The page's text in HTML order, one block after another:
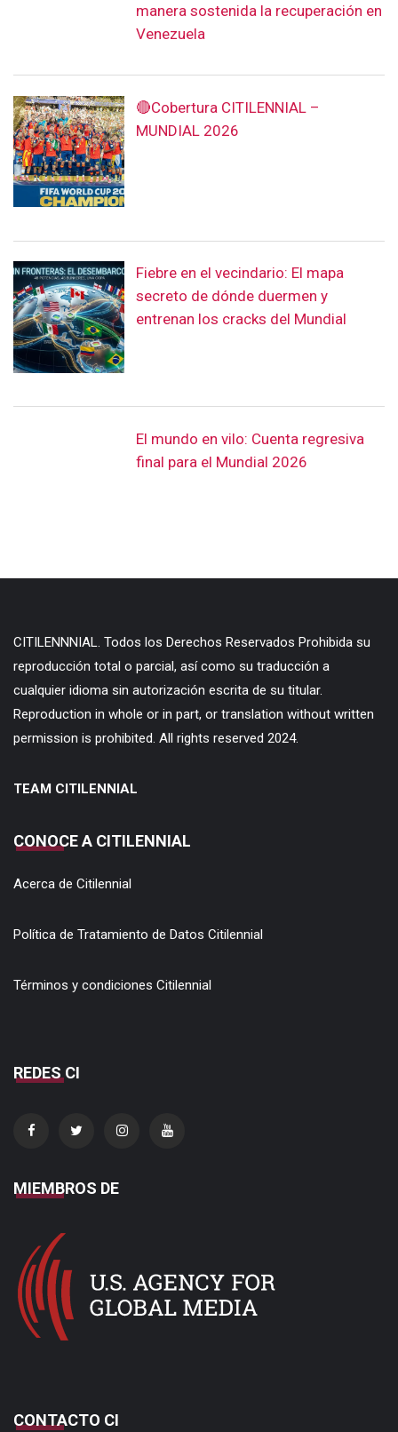
manera sostenida la recuperación en
Venezuela
🔴Cobertura CITILENNIAL –
MUNDIAL 2026
Fiebre en el vecindario: El mapa
secreto de dónde duermen y
entrenan los cracks del Mundial
El mundo en vilo: Cuenta regresiva
final para el Mundial 2026
CITILENNNIAL. Todos los Derechos Reservados Prohibida su
reproducción total o parcial, así como su traducción a
cualquier idioma sin autorización escrita de su titular.
Reproduction in whole or in part, or translation without written
permission is prohibited. All rights reserved 2024.
TEAM CITILENNIAL
CONOCE A CITILENNIAL
Acerca de Citilennial
Política de Tratamiento de Datos Citilennial
Términos y condiciones Citilennial
REDES CI
MIEMBROS DE
CONTACTO CI